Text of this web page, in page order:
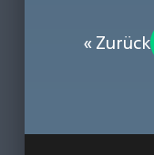
« Zurück